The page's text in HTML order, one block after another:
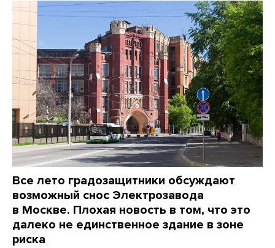
Все лето градозащитники обсуждают
возможный снос Электрозавода
в Москве. Плохая новость в том, что это
далеко не единственное здание в зоне
риска